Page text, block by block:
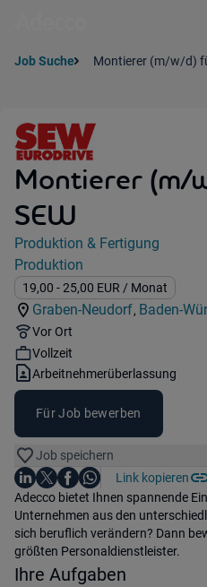
Job Suche Montierer (m/w/d)
Montierer (m/
SEW
Jobdetails
Kategorie:
Produktion & Fertigung
Industry:
Produktion
Gehalt:
19,00 - 25,00 EUR / Monat
Standorte:
Graben-Neudorf,
Region:
Baden-
Remote Option:
Vor Ort
Workhours:
Vollzeit
Vertragsart:
Arbeitnehmerüberlassung
Für Job bewerben
Job speichern
Teile diesen Job
Auf LinkedIn teilen
Auf X teilen
Auf Facebook teilen
Auf WhatsApp teilen
Link kopieren
Einleitung
Adecco bietet Ihnen spannende
Unternehmen aus den
sich beruflich verändern? Dann
größten Personaldienstleister.
Ihre Aufgaben